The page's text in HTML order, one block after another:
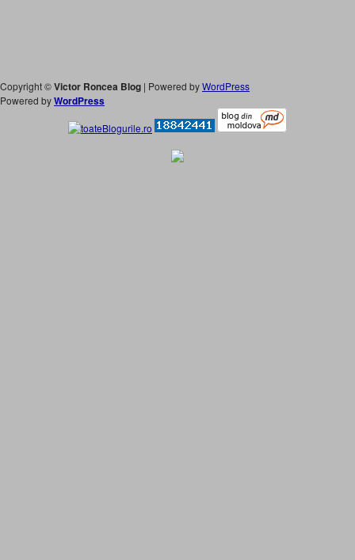
Copyright ©Victor Roncea Blog | Powered byWordPress
Powered byWordPress